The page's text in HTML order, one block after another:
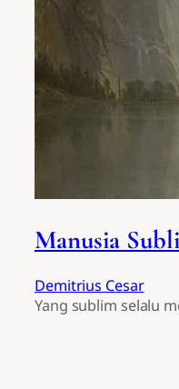
Manusia
Demitrius Cesar
Yang sublim selalu